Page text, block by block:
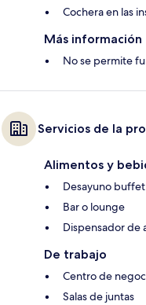
Cochera en las
Más información
No se permite
Servicios de la
Alimentos y
Desayuno
Bar o lounge
Dispensador de
De trabajo
Centro de
Salas de juntas